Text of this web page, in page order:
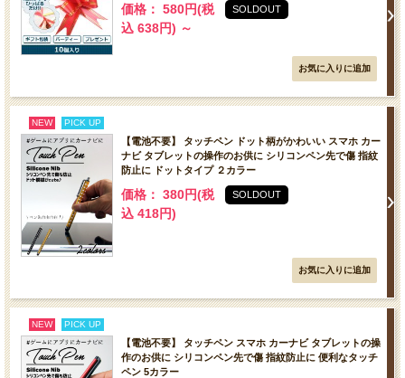
価格： 580円(税
込 638円) ～
SOLDOUT
NEW PICK UP
【電池不要】 タッチペン ドット柄がかわいい スマホ カー
ナビ タブレットの操作のお供に シリコンペン先で傷 指紋
防止に ドットタイプ ２カラー
価格： 380円(税
込 418円)
SOLDOUT
NEW PICK UP
【電池不要】 タッチペン スマホ カーナビ タブレットの操
作のお供に シリコンペン先で傷 指紋防止に 便利なタッチ
ペン 5カラー